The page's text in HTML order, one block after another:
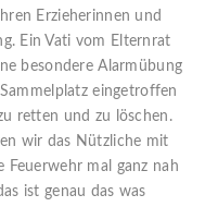
Erzieherinnen und
Ein Vati vom Elternrat
besondere Alarmübung
eingetroffen
retten und zu löschen.
wir das Nützliche mit
Feuerwehr mal ganz nah
ist genau das was